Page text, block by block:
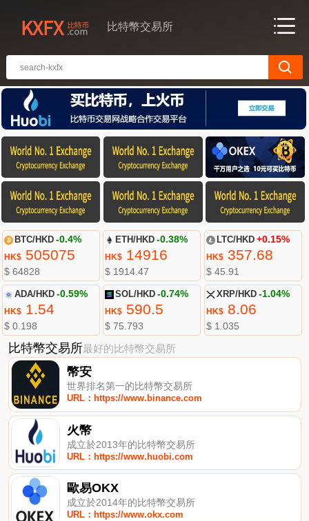
比特幣交易所
BTC/HKD -0.4%
HK$505075
$ 64828
ETH/HKD -0.38%
HK$ 14916
$ 1914.47
LTC/HKD +0.15%
HK$357.68
$ 45.91
ADA/HKD -0.59%
HK$1.54
$ 0.198
SOL/HKD -0.74%
HK$ 590.5
$ 75.793
XRP/HKD -1.04%
HK$8.06
$ 1.035
比特幣交易所最好的比特幣交易所
幣安
世界排名第一的比特幣交易所
URL：https://www.binance.com
火幣
成立於2013年的比特幣交易所
URL：https://www.huobi.com
歐易OKX
成立於2014年的比特幣交易所
URL：https://www.okx.com